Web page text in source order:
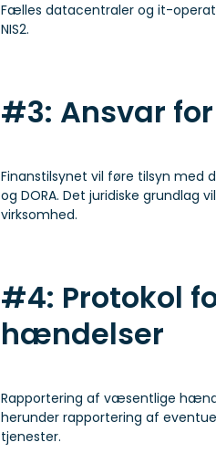
Fælles datacentraler og it-
NIS2.
#3: Ansvar
Finanstilsynet vil føre tilsyn med
og DORA. Det juridiske grundlag
virksomhed.
#4: Protokol
hændelser
Rapportering af væsentlige
herunder rapportering af
tjenester.